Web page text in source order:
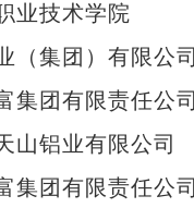
技术学院
集团）有限公司
团有限责任公司
铝业有限公司
团有限责任公司